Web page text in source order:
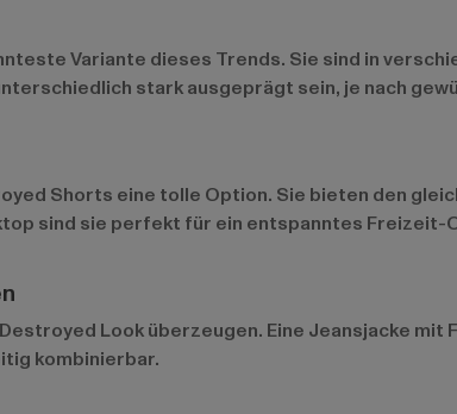
Variante dieses Trends. Sie sind in
stark ausgeprägt sein, je nach
Shorts eine tolle Option. Sie bieten den
sind sie perfekt für ein entspanntes Freizeit-
Look überzeugen. Eine Jeansjacke
kombinierbar.